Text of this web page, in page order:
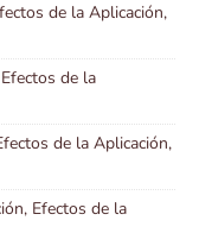
de la Aplicación,
de la
de la Aplicación,
Efectos de la